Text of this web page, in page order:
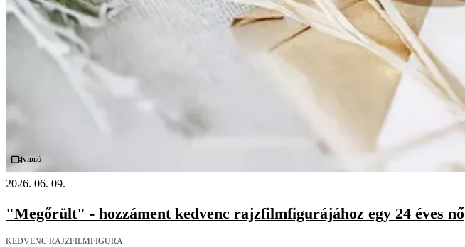
Videó
2026. 06. 09.
"Megőrült" - hozzáment kedvenc rajzfilmfigurájához egy 24 éves nő
KEDVENC RAJZFILMFIGURA